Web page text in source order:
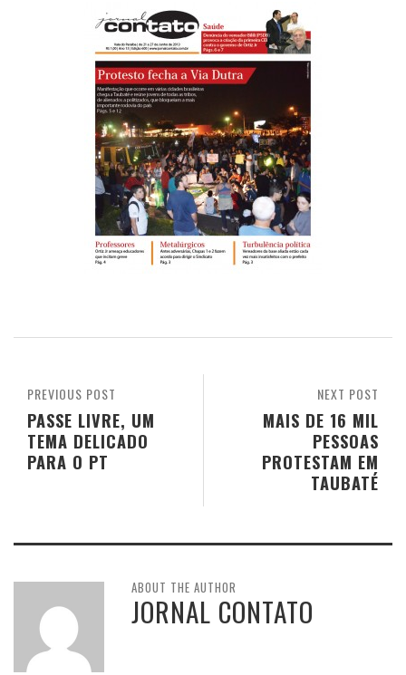
NEXT POST
MAIS DE 16 MIL
PESSOAS
PROTESTAM EM
TAUBATÉ
PREVIOUS POST
PASSE LIVRE, UM
TEMA DELICADO
PARA O PT
ABOUT THE AUTHOR
JORNAL CONTATO